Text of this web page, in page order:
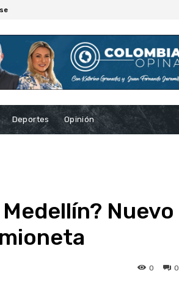
Deportes Opinión
Nuevo
0
0